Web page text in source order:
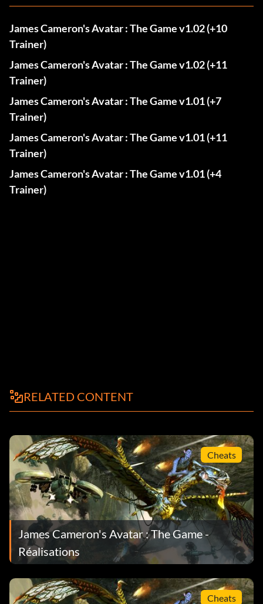
James Cameron's Avatar : The Game v1.02 (+10
Trainer)
James Cameron's Avatar : The Game v1.02 (+11
Trainer)
James Cameron's Avatar : The Game v1.01 (+7
Trainer)
James Cameron's Avatar : The Game v1.01 (+11
Trainer)
James Cameron's Avatar : The Game v1.01 (+4
Trainer)
RELATED CONTENT
Cheats
James Cameron's Avatar : The Game -
Réalisations
Cheats